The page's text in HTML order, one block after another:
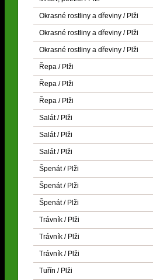
Okrasné rostliny a dřeviny / Plži
Okrasné rostliny a dřeviny / Plži
Okrasné rostliny a dřeviny / Plži
Řepa / Plži
Řepa / Plži
Řepa / Plži
Salát / Plži
Salát / Plži
Salát / Plži
Špenát / Plži
Špenát / Plži
Špenát / Plži
Trávník / Plži
Trávník / Plži
Trávník / Plži
Tuřín / Plži